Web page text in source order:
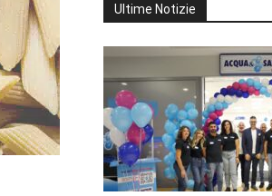
Ultime Notizie